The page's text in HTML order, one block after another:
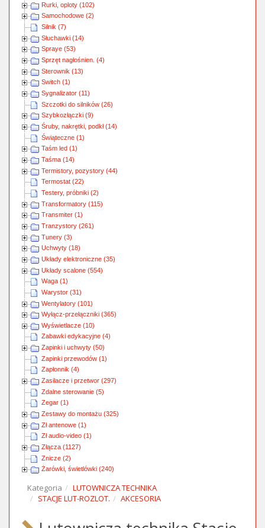
Rurki, oploty (102)
Samochodowe (2)
Silnik (7)
Słuchawki (14)
Spraye (53)
Sprzęt nagłośnien. (4)
Sterownik (13)
Switch (1)
Sygnalizator (11)
Szczotki do silników (26)
Szybkozłączki (9)
Śruby, nakrętki, podkł (14)
Świąteczne (1)
Taśm led (1)
Taśma (14)
Termistory, pozystory (44)
Termostat (22)
Testery, próbniki (2)
Transformatory (115)
Transmiter (1)
Tranzystory (261)
Tunery (3)
Uchwyty (18)
Układy elektroniczne (35)
Układy scalone (554)
Waga (1)
Warystor (31)
Wentylatory (101)
Wyłącz-przełączniki (365)
Wyświetlacze (10)
Zabawki edykacyjne (4)
Zapinki i uchwyty (50)
Zapinki przewodów (1)
Zapłonnik (4)
Zasilacze i przetwor (297)
Zdalne sterowanie (5)
Zegar (1)
Zestawy do montażu (325)
Zł antenowe (1)
Zł audio-video (1)
Złącza (1127)
Znicze (2)
Żarówki, świetlówki (240)
Kategoria
LUTOWNICZA TECHNIKA
STACJE LUT-ROZLOT.
AKCESORIA